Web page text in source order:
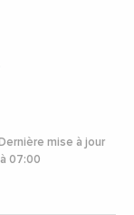
Dernière mise à jour
07:00